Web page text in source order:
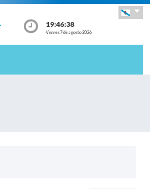
19:46:39
Venres 7 de agosto 2026